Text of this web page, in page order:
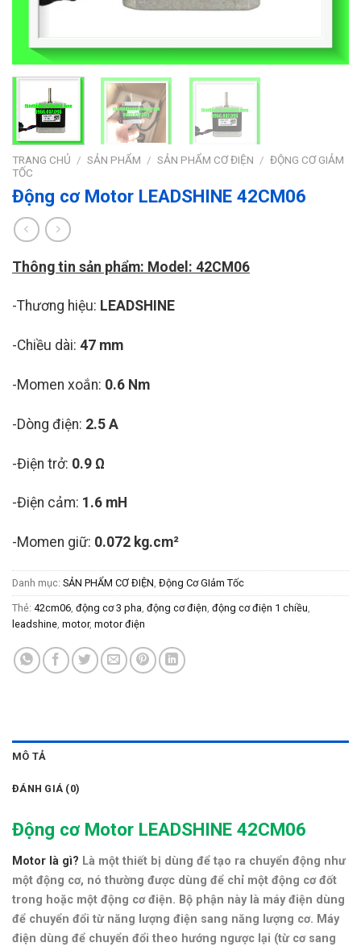
TRANG CHỦ / SẢN PHẨM / SẢN PHẨM CƠ ĐIỆN / ĐỘNG CƠ GIẢM
TỐC
Động cơ Motor LEADSHINE 42CM06
Thông tin sản phẩm: Model: 42CM06
-Thương hiệu: LEADSHINE
-Chiều dài: 47 mm
-Momen xoắn: 0.6 Nm
-Dòng điện: 2.5 A
-Điện trở: 0.9 Ω
-Điện cảm: 1.6 mH
-Momen giữ: 0.072 kg.cm²
Danh mục: SẢN PHẨM CƠ ĐIỆN Động Cơ GIảm Tốc
Thẻ: 42cm06 động cơ 3 pha động cơ điện động cơ điện 1 chiều
leadshine motor, motor điện
MÔ TẢ
ĐÁNH GIÁ (0)
Động cơ Motor LEADSHINE 42CM06
Motor là gì? Là một thiết bị dùng để tạo ra chuyển động như
một động cơ, nó thường được dùng để chỉ một động cơ đốt
trong hoặc một động cơ điện. Bộ phận này là máy điện dùng
để chuyển đổi từ năng lượng điện sang năng lượng cơ. Máy
điện dùng để chuyển đổi theo hướng ngược lại (từ cơ sang